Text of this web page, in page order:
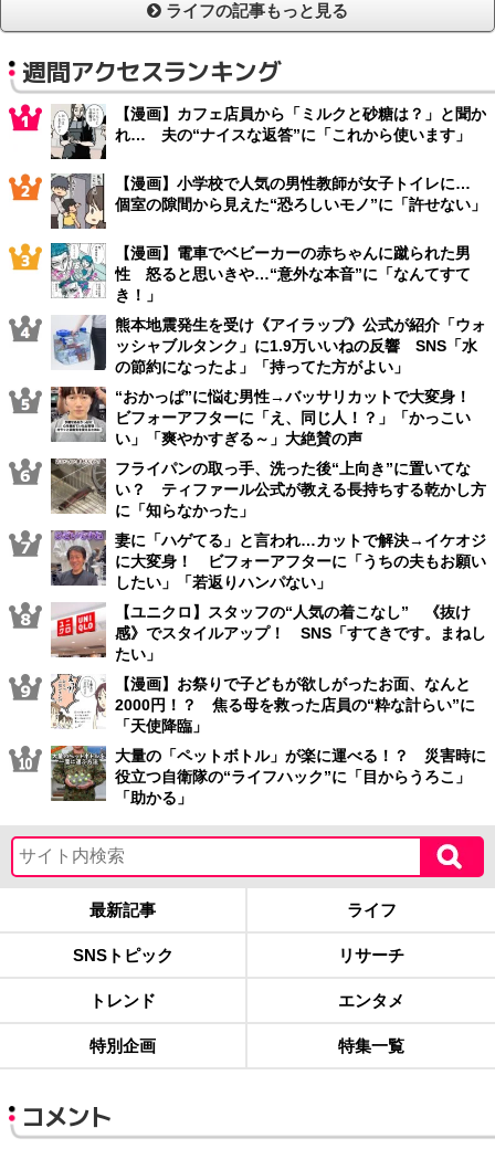
ライフの記事もっと見る
週間アクセスランキング
【漫画】カフェ店員から「ミルクと砂糖は？」と聞か
れ… 夫の“ナイスな返答”に「これから使います」
【漫画】小学校で人気の男性教師が女子トイレに…
個室の隙間から見えた“恐ろしいモノ”に「許せない」
【漫画】電車でベビーカーの赤ちゃんに蹴られた男
性 怒ると思いきや…“意外な本音”に「なんてすて
き！」
熊本地震発生を受け《アイラップ》公式が紹介「ウォ
ッシャブルタンク」に1.9万いいねの反響 SNS「水
の節約になったよ」「持ってた方がよい」
“おかっぱ”に悩む男性→バッサリカットで大変身！
ビフォーアフターに「え、同じ人！？」「かっこい
い」「爽やかすぎる～」大絶賛の声
フライパンの取っ手、洗った後“上向き”に置いてな
い？ ティファール公式が教える長持ちする乾かし方
に「知らなかった」
妻に「ハゲてる」と言われ…カットで解決→イケオジ
に大変身！ ビフォーアフターに「うちの夫もお願い
したい」「若返りハンパない」
【ユニクロ】スタッフの“人気の着こなし” 《抜け
感》でスタイルアップ！ SNS「すてきです。まねし
たい」
【漫画】お祭りで子どもが欲しがったお面、なんと
2000円！？ 焦る母を救った店員の“粋な計らい”に
「天使降臨」
大量の「ペットボトル」が楽に運べる！？ 災害時に
役立つ自衛隊の“ライフハック”に「目からうろこ」
「助かる」
最新記事 ライフ
SNSトピック リサーチ
トレンド エンタメ
特別企画 特集一覧
コメント